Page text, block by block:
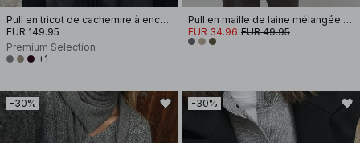
Pull en tricot de cachemire à encolure ronde
EUR 149.95
Premium Selection
+1
Pull en maille de laine mélangée à encolure ronde
EUR 34.96 EUR 49.95
-30% -30%